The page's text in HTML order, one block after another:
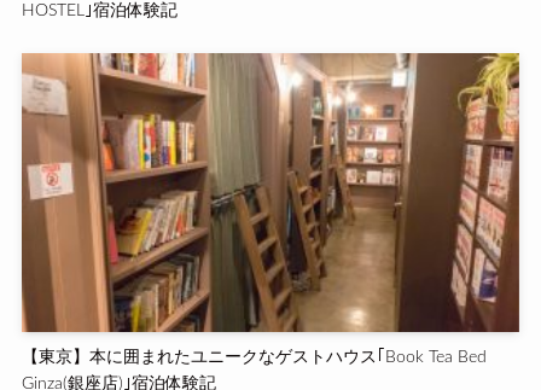
HOSTEL｣宿泊体験記
【東京】本に囲まれたユニークなゲストハウス｢Book Tea Bed
Ginza(銀座店)｣宿泊体験記